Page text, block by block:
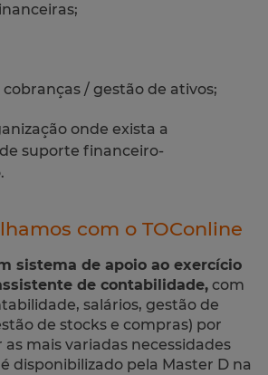
/ gestão de ativos;
onde exista a
suporte financeiro-
com o TOConline
sistema de apoio ao exercício
de contabilidade, com
salários, gestão de
de stocks e compras) por
mais variadas necessidades
disponibilizado pela Master D na